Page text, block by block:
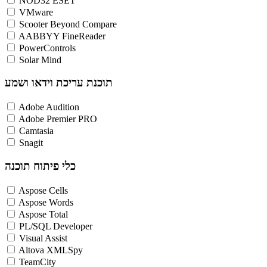
VMware
Scooter Beyond Compare
AABBYY FineReader
PowerControls
Solar Mind
תוכנת עריכת וידאו ושמע
Adobe Audition
Adobe Premier PRO
Camtasia
Snagit
כלי פיתוח תוכנה
Aspose Cells
Aspose Words
Aspose Total
PL/SQL Developer
Visual Assist
Altova XMLSpy
TeamCity